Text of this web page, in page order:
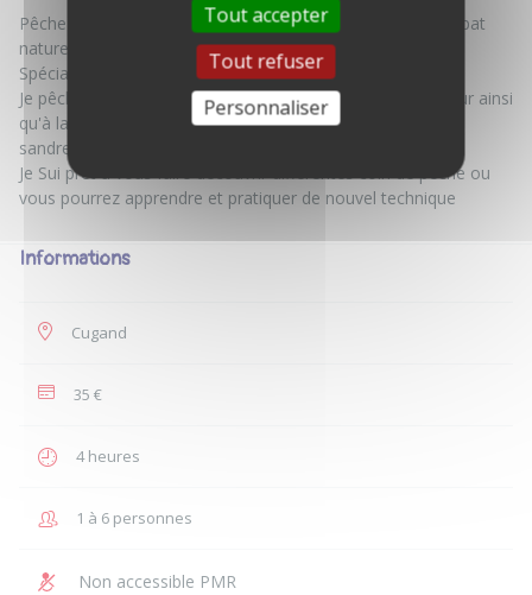
Pêche au carnassier, à la carpe et au coup au leurre et àppat
naturel
Spécialisé dans la pêche au carnassier au leurre,
Je pêche généralement avec de faux poisson souple ou dur ainsi
qu'à la cuillère à la traque du brochet, black bass, perche,
sandre et silure
Je Sui prêt à vous faire découvrir différentes coin de peche ou
Informations
Cugand
35 €
4 heures
1 à 6 personnes
Non accessible PMR
Tout accepter
Tout refuser
Personnaliser